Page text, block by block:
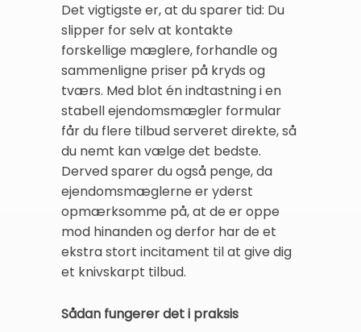
Det vigtigste er, at du sparer tid: Du
slipper for selv at kontakte
forskellige mæglere, forhandle og
sammenligne priser på kryds og
tværs. Med blot én indtastning i en
stabell ejendomsmægler formular
får du flere tilbud serveret direkte, så
du nemt kan vælge det bedste.
Derved sparer du også penge, da
ejendomsmæglerne er yderst
opmærksomme på, at de er oppe
mod hinanden og derfor har de et
ekstra stort incitament til at give dig
et knivskarpt tilbud.
Sådan fungerer det i praksis